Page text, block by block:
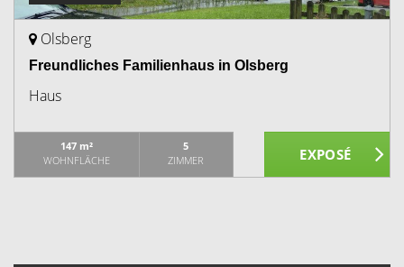
Olsberg
Freundliches Familienhaus in Olsberg
Haus
147 m²
WOHNFLÄCHE
5
ZIMMER